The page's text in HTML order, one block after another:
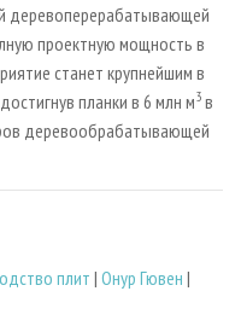
деревоперерабатывающей
проектную мощность в
станет крупнейшим в
планки в 6 млн м3 в
деревообрабатывающей
плит | Онур Гювен |